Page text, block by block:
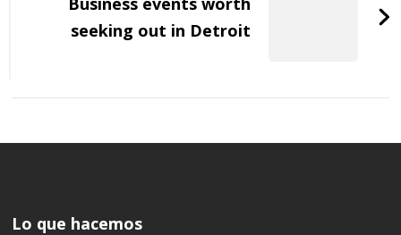
seeking out in Detroit
Lo que hacemos